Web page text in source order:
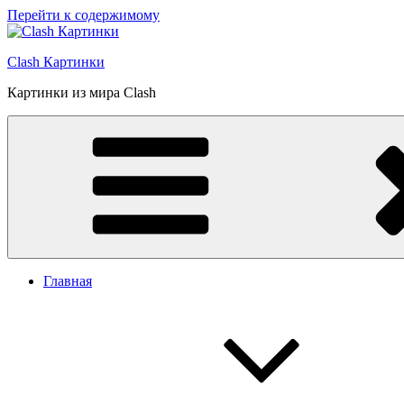
Перейти к содержимому
Clash Картинки
Картинки из мира Clash
Главная